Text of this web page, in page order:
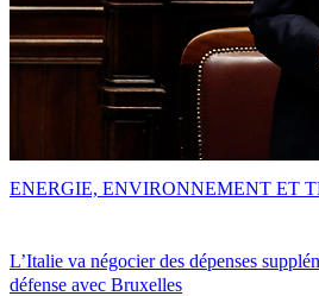
L’Italie va négocier des dépenses
défense avec Bruxelles
ENERGIE, ENVIRONNEMENT ET